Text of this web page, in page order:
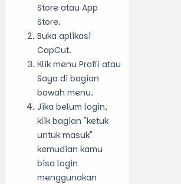
Store atau App
Store.
Buka aplikasi
CapCut.
Klik menu Profil atau
Saya di bagian
bawah menu.
Jika belum login,
klik bagian "ketuk
untuk masuk"
kemudian kamu
bisa login
menggunakan